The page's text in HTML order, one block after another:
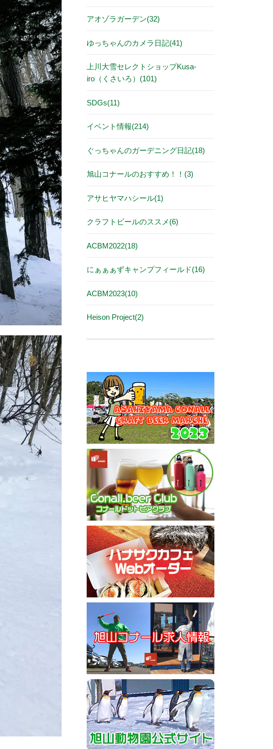
アオゾラガーデン(32)
ゆっちゃんのカメラ日記(41)
上川大雪セレクトショップKusa-
iro（くさいろ）(101)
SDGs(11)
イベント情報(214)
ぐっちゃんのガーデニング日記(18)
旭山コナールのおすすめ！！(3)
アサヒヤマハシール(1)
クラフトビールのススメ(6)
ACBM2022(18)
にぁぁぁずキャンプフィールド(16)
ACBM2023(10)
Heison Project(2)